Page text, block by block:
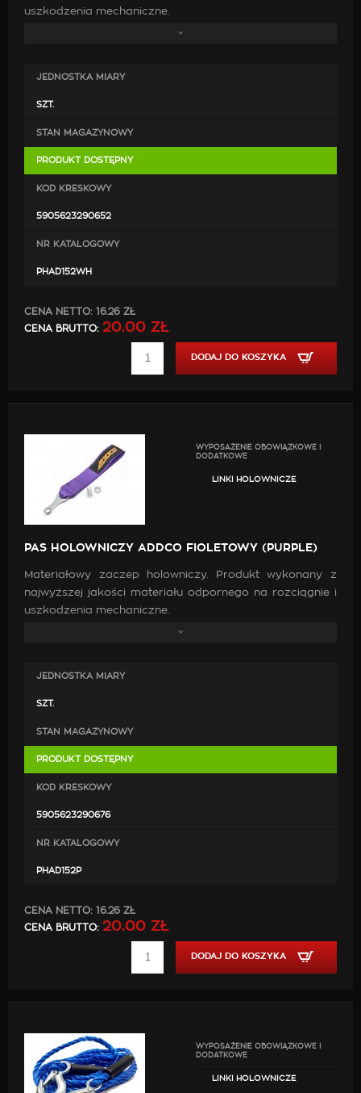
uszkodzenia mechaniczne.
pas holowniczy,
elementy mocujące.
JEDNOSTKA MIARY
SZT.
STAN MAGAZYNOWY
PRODUKT DOSTĘPNY
KOD KRESKOWY
5905623290652
NR KATALOGOWY
PHAD152WH
CENA NETTO: 16.26 ZŁ
CENA BRUTTO: 20.00 ZŁ
DODAJ DO KOSZYKA
WYPOSAŻENIE OBOWIĄZKOWE I
DODATKOWE
LINKI HOLOWNICZE
PAS HOLOWNICZY ADDCO FIOLETOWY (PURPLE)
Materiałowy zaczep holowniczy. Produkt wykonany z
najwyższej jakości materiału odpornego na rozciągnie i
uszkodzenia mechaniczne.
pas holowniczy,
elementy mocujące.
JEDNOSTKA MIARY
SZT.
STAN MAGAZYNOWY
PRODUKT DOSTĘPNY
KOD KRESKOWY
5905623290676
NR KATALOGOWY
PHAD152P
CENA NETTO: 16.26 ZŁ
CENA BRUTTO: 20.00 ZŁ
DODAJ DO KOSZYKA
WYPOSAŻENIE OBOWIĄZKOWE I
DODATKOWE
LINKI HOLOWNICZE